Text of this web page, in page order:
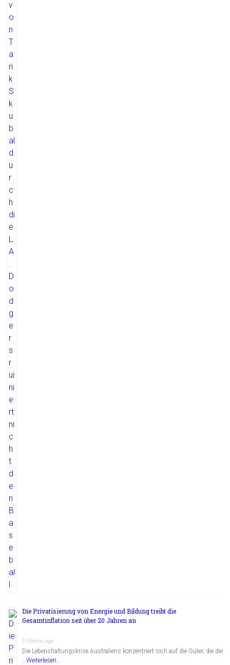
Die Privatisierung von Energie und Bildung treibt die
Gesamtinflation seit über 20 Jahren an
1 Woche ago
Die Lebenshaltungskrise Australiens konzentriert sich auf die Güter, die die
…Weiterlesen...